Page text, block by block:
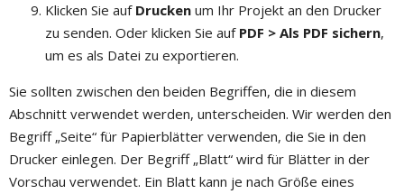
Klicken Sie auf Drucken um Ihr Projekt an den Drucker
zu senden. Oder klicken Sie auf PDF > Als PDF sichern,
um es als Datei zu exportieren.
Sie sollten zwischen den beiden Begriffen, die in diesem
Abschnitt verwendet werden, unterscheiden. Wir werden den
Begriff „Seite“ für Papierblätter verwenden, die Sie in den
Drucker einlegen. Der Begriff „Blatt“ wird für Blätter in der
Vorschau verwendet. Ein Blatt kann je nach Größe eines